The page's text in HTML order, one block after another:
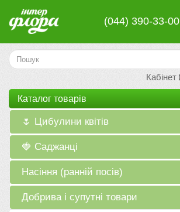
(044) 390-33-00
Кабінет
Каталог товарiв
🌷 Цибулини квітів
🍓 Саджанці
Насіння (ранній посів)
Добрива і супутні товари